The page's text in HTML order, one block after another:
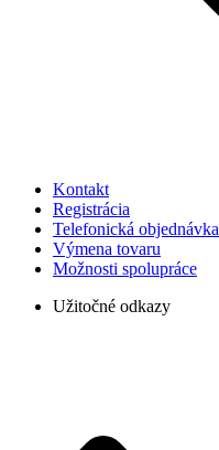
Kontakt
Registrácia
Telefonická objednávka
Výmena tovaru
Možnosti spolupráce
Užitočné odkazy